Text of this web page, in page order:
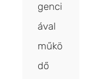
genci
ával
műkö
dő